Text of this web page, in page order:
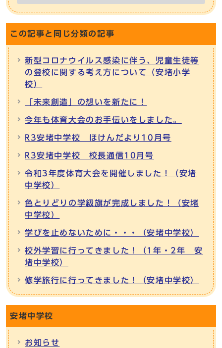
この記事と同じ分類の記事
新型コロナウイルス感染に伴う、児童生徒等
の登校に関する考え方について（安堵小学
校）
「未来創造」の想いを新たに！
今年も体育大会のお手伝いをしました。
R3安堵中学校 ほけんだより10月号
R3安堵中学校 校長通信10月号
令和3年度体育大会を開催しました！（安堵
中学校）
色とりどりの学級旗が完成しました！（安堵
中学校）
学びを止めないために・・・（安堵中学校）
校外学習に行ってきました！（1年・2年 安
堵中学校）
修学旅行に行ってきました！（安堵中学校）
安堵中学校
お知らせ